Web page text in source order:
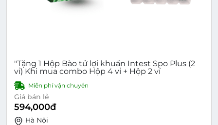
"Tặng 1 Hộp Bào tử lợi khuẩn Intest Spo Plus (2
vỉ) Khi mua combo Hộp 4 vỉ + Hộp 2 vỉ
Miễn phí vận chuyển
Giá bán lẻ
594,000đ
Hà Nội